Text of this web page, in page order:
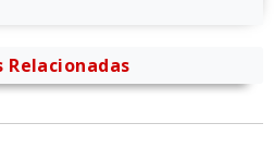
Relacionadas